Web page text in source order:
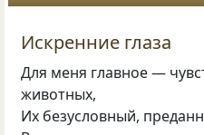
Искренние глаза
Для меня главное —
животных,
Их безусловный,